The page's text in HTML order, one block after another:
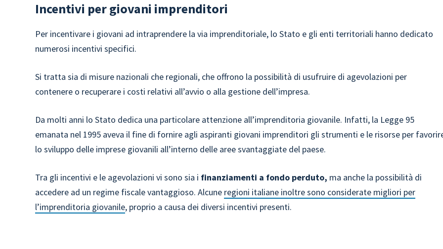
Incentivi per giovani imprenditori
Per incentivare i giovani ad intraprendere la via imprenditoriale, lo Stato e gli enti territoriali hanno dedicato
numerosi incentivi specifici.
Si tratta sia di misure nazionali che regionali, che offrono la possibilità di usufruire di agevolazioni per
contenere o recuperare i costi relativi all’avvio o alla gestione dell’impresa.
Da molti anni lo Stato dedica una particolare attenzione all’imprenditoria giovanile. Infatti, la Legge 95
emanata nel 1995 aveva il fine di fornire agli aspiranti giovani imprenditori gli strumenti e le risorse per
lo sviluppo delle imprese giovanili all’interno delle aree svantaggiate del paese.
Tra gli incentivi e le agevolazioni vi sono sia i finanziamenti a fondo perduto, ma anche la possibilità di
accedere ad un regime fiscale vantaggioso. Alcune regioni italiane inoltre sono considerate migliori per
l’imprenditoria giovanile, proprio a causa dei diversi incentivi presenti.